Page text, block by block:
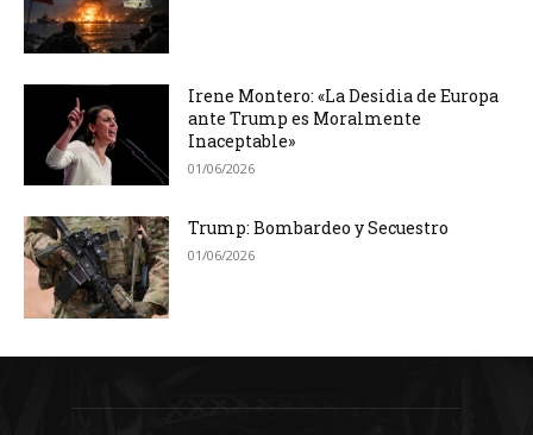
Irene Montero: «La Desidia de Europa
ante Trump es Moralmente
Inaceptable»
01/06/2026
Trump: Bombardeo y Secuestro
01/06/2026